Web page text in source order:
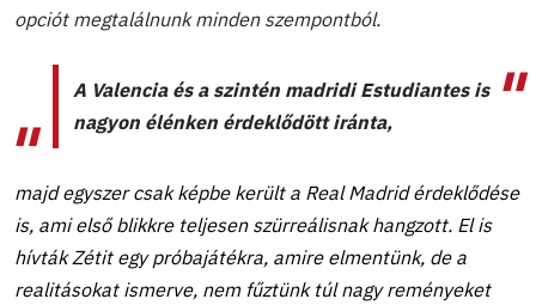
opciót megtalálnunk minden szempontból.
A Valencia és a szintén madridi Estudiantes is
nagyon élénken érdeklődött iránta,
majd egyszer csak képbe került a Real Madrid érdeklődése
is, ami első blikkre teljesen szürreálisnak hangzott. El is
hívták Zétit egy próbajátékra, amire elmentünk, de a
realitásokat ismerve, nem fűztünk túl nagy reményeket